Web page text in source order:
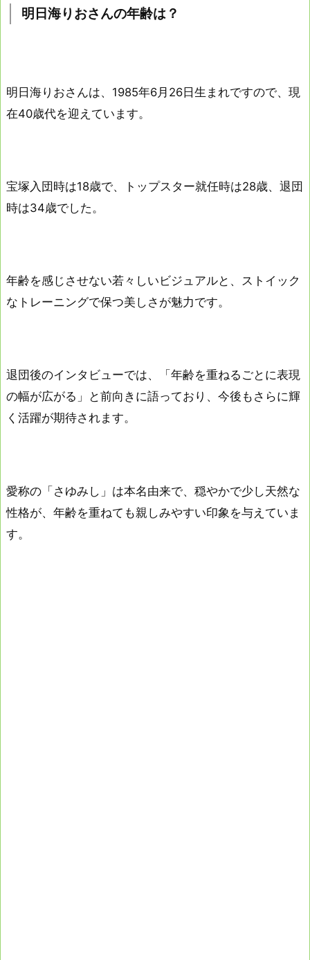
明日海りおさんの年齢は？
明日海りおさんは、1985年6月26日生まれですので、現
在40歳代を迎えています。
宝塚入団時は18歳で、トップスター就任時は28歳、退団
時は34歳でした。
年齢を感じさせない若々しいビジュアルと、ストイック
なトレーニングで保つ美しさが魅力です。
退団後のインタビューでは、「年齢を重ねるごとに表現
の幅が広がる」と前向きに語っており、今後もさらに輝
く活躍が期待されます。
愛称の「さゆみし」は本名由来で、穏やかで少し天然な
性格が、年齢を重ねても親しみやすい印象を与えていま
す。